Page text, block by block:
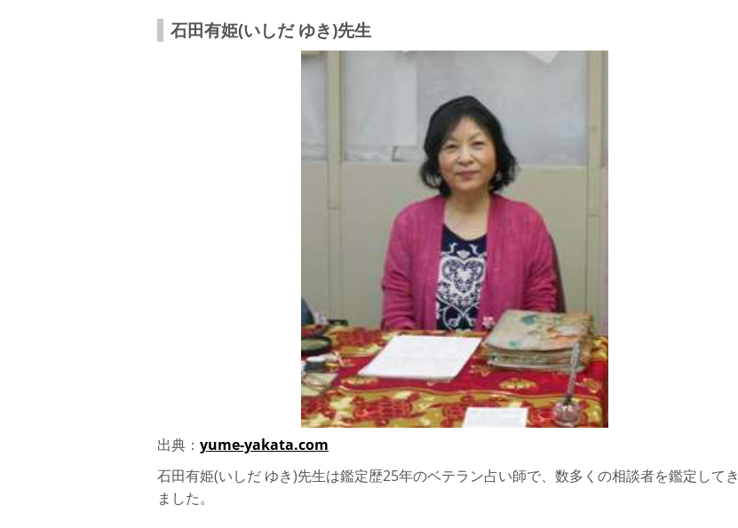
石田有姫(いしだ ゆき)先生
出典： yume-yakata.com
石田有姫(いしだ ゆき)先生は鑑定歴25年のベテラン占い師で、数多くの相談者を鑑定してき
ました。